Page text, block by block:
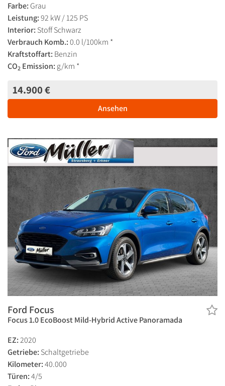
Farbe: Grau
Leistung:92 kW / 125 PS
Interior: Stoff Schwarz
Verbrauch Komb.:0.0 l/100km *
Kraftstoffart: Benzin
CO2 Emission: g/km *
14.900 €
Ansehen
Ford Focus
Focus 1.0 EcoBoost Mild-Hybrid Active Panoramada
EZ:2020
Getriebe: Schaltgetriebe
Kilometer:40.000
Türen:4/5